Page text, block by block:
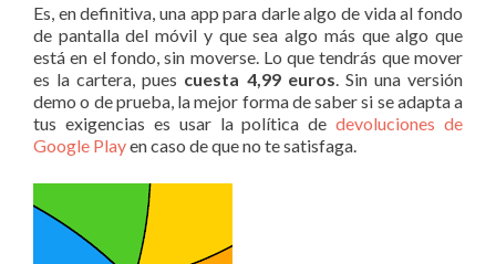
Es, en definitiva, una app para darle algo de vida al fondo
de pantalla del móvil y que sea algo más que algo que
está en el fondo, sin moverse. Lo que tendrás que mover
es la cartera, pues cuesta 4,99 euros. Sin una versión
demo o de prueba, la mejor forma de saber si se adapta a
tus exigencias es usar la política dedevoluciones de
Google Playen caso de que no te satisfaga.